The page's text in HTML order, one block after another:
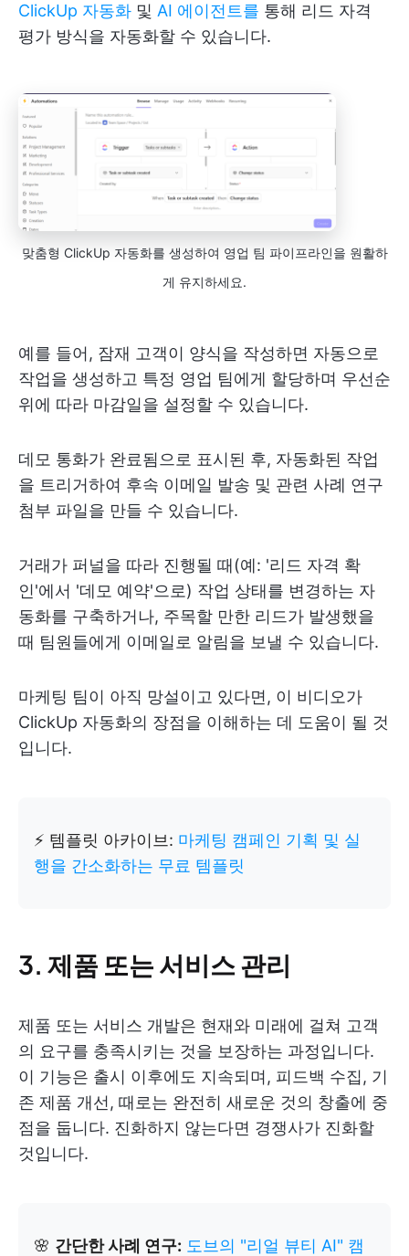
ClickUp 자동화 및 AI 에이전트를 통해 리드 자격
평가 방식을 자동화할 수 있습니다.
맞춤형 ClickUp 자동화를 생성하여 영업 팀 파이프라인을 원활하
게 유지하세요.
예를 들어, 잠재 고객이 양식을 작성하면 자동으로
작업을 생성하고 특정 영업 팀에게 할당하며 우선순
위에 따라 마감일을 설정할 수 있습니다.
데모 통화가 완료됨으로 표시된 후, 자동화된 작업
을 트리거하여 후속 이메일 발송 및 관련 사례 연구
첨부 파일을 만들 수 있습니다.
거래가 퍼널을 따라 진행될 때(예: '리드 자격 확
인'에서 '데모 예약'으로) 작업 상태를 변경하는 자
동화를 구축하거나, 주목할 만한 리드가 발생했을
때 팀원들에게 이메일로 알림을 보낼 수 있습니다.
마케팅 팀이 아직 망설이고 있다면, 이 비디오가
ClickUp 자동화의 장점을 이해하는 데 도움이 될 것
입니다.
⚡ 템플릿 아카이브: 마케팅 캠페인 기획 및 실
행을 간소화하는 무료 템플릿
3. 제품 또는 서비스 관리
제품 또는 서비스 개발은 현재와 미래에 걸쳐 고객
의 요구를 충족시키는 것을 보장하는 과정입니다.
이 기능은 출시 이후에도 지속되며, 피드백 수집, 기
존 제품 개선, 때로는 완전히 새로운 것의 창출에 중
점을 둡니다. 진화하지 않는다면 경쟁사가 진화할
것입니다.
🌸 간단한 사례 연구: 도브의 "리얼 뷰티 AI" 캠